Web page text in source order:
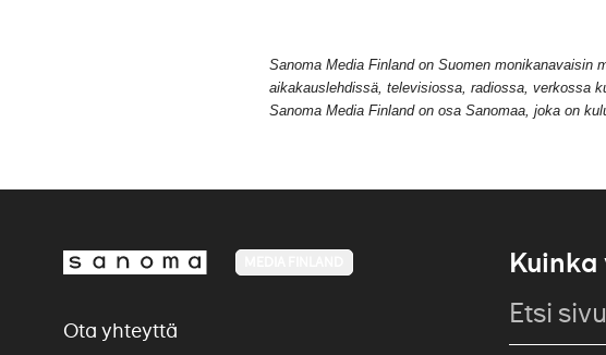
Sanoma Media Finland on Suomen monikanavaisin
aikakauslehdissä, televisiossa, radiossa, verkossa
Sanoma Media Finland on osa Sanomaa, joka on
Ota yhteyttä